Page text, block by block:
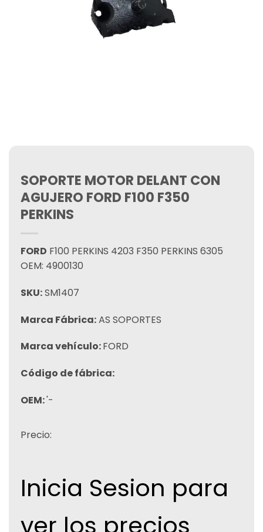
SOPORTE MOTOR DELANT CON
AGUJERO FORD F100 F350
PERKINS
FORD F100 PERKINS 4203 F350 PERKINS 6305
OEM: 4900130
SKU:SM1407
Marca Fábrica:AS SOPORTES
Marca vehículo:FORD
Código de fábrica:
OEM:'-
Precio:
Inicia Sesion para
ver los precios